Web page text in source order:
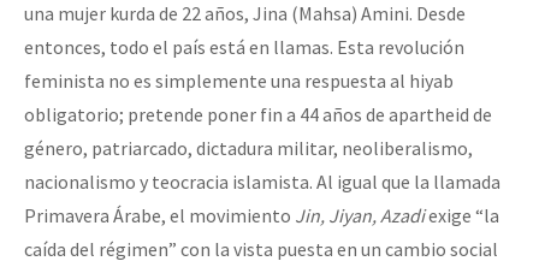
COVID-19
Eventos
Contacto
una mujer kurda de 22 años, Jina (Mahsa) Amini. Desde
entonces, todo el país está en llamas. Esta revolución
feminista no es simplemente una respuesta al hiyab
obligatorio; pretende poner fin a 44 años de apartheid de
género, patriarcado, dictadura militar, neoliberalismo,
nacionalismo y teocracia islamista. Al igual que la llamada
Primavera Árabe, el movimiento Jin, Jiyan, Azadiexige “la
caída del régimen” con la vista puesta en un cambio social